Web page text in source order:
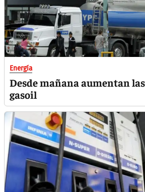
Energía
Desde mañana aumentan
gasoil